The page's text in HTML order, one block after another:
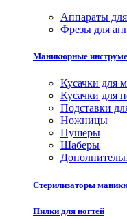
Аппараты
Фрезы для
Маникюрные
Кусачки для
Кусачки для
Подставки
Ножницы
Пушеры
Шаберы
Стерилизаторы
Пилки для ногтей